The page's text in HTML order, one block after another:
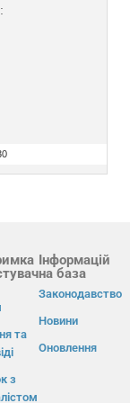
та
з
Інформацій
на база
Законодавство
Новини
Оновлення